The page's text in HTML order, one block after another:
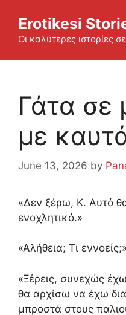
content
Erotikesi
Οι καλύτερες ιστορίες
Γάτα σε
με
June 13, 2026 by
«Δεν ξέρω, Κ. Αυτό
ενοχλητικό.»
«Αλήθεια; Τι εννοείς;»
«Ξέρεις, συνεχώς
θα αρχίσω να έχω
μπροστά στους